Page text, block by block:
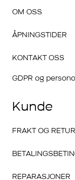
OM OSS
ÅPNINGSTIDER
KONTAKT OSS
GDPR og
Kunde
FRAKT OG RETUR
REPARASJONER